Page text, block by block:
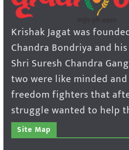
Krishak Jagat was
Chandra Bondriya and
Shri Suresh Chandra
two were like minded
freedom fighters that
struggle wanted to help
Site Map